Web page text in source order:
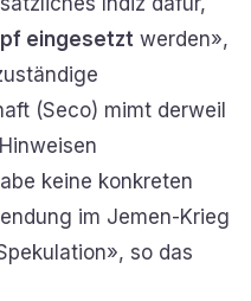
eingesetzt werden»,
(Seco) mimt derweil
keine konkreten
im Jemen-Krieg
so das